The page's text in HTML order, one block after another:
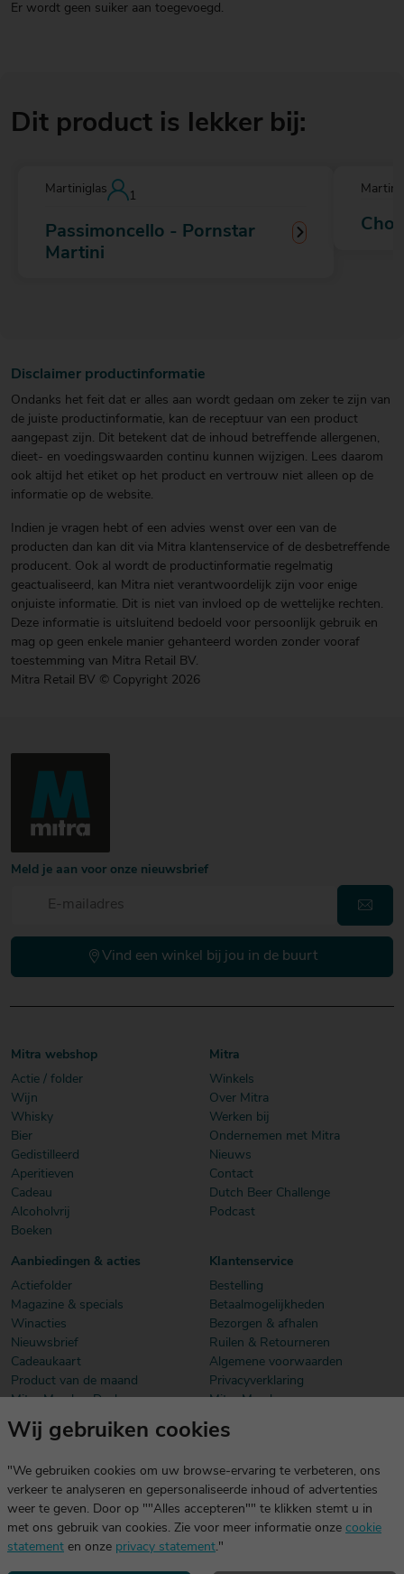
Er wordt geen suiker aan toegevoegd.
Dit product is lekker bij:
Martiniglas
1
Passimoncello - Pornstar
Martini
Disclaimer productinformatie
Ondanks het feit dat er alles aan wordt gedaan om zeker te zijn van
de juiste productinformatie, kan de receptuur van een product
aangepast zijn. Dit betekent dat de inhoud betreffende allergenen,
dieet- en voedingswaarden continu kunnen wijzigen. Lees daarom
ook altijd het etiket op het product en vertrouw niet alleen op de
informatie op de website.
Indien je vragen hebt of een advies wenst over een van de
producten dan kan dit via Mitra klantenservice of de desbetreffende
producent. Ook al wordt de productinformatie regelmatig
geactualiseerd, kan Mitra niet verantwoordelijk zijn voor enige
onjuiste informatie. Dit is niet van invloed op de wettelijke rechten.
Deze informatie is uitsluitend bedoeld voor persoonlijk gebruik en
mag op geen enkele manier gehanteerd worden zonder vooraf
toestemming van Mitra Retail BV.
Mitra Retail BV © Copyright 2026
Meld je aan voor onze nieuwsbrief
Vind een winkel bij jou in de buurt
Mitra webshop
Actie / folder
Wijn
Whisky
Bier
Gedistilleerd
Aperitieven
Cadeau
Alcoholvrij
Boeken
Mitra
Winkels
Over Mitra
Werken bij
Ondernemen met Mitra
Nieuws
Contact
Dutch Beer Challenge
Podcast
Aanbiedingen & acties
Actiefolder
Magazine & specials
Winacties
Nieuwsbrief
Cadeaukaart
Product van de maand
Mitra Member Deals
Klantenservice
Bestelling
Betaalmogelijkheden
Bezorgen & afhalen
Ruilen & Retourneren
Algemene voorwaarden
Privacyverklaring
Mitra Members
Download onze app
dezelfde gegevens die je voor mitra.nl gebruikt.
Wij gebruiken cookies
"We gebruiken cookies om uw browse-ervaring te verbeteren, ons
verkeer te analyseren en gepersonaliseerde inhoud of advertenties
weer te geven. Door op ""Alles accepteren"" te klikken stemt u in
met ons gebruik van cookies. Zie voor meer informatie onze cookie
statement en onze privacy statement."